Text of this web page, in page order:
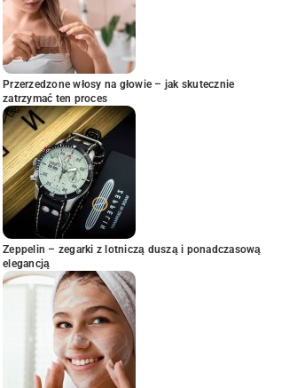
Przerzedzone włosy na głowie – jak skutecznie
zatrzymać ten proces
Zeppelin – zegarki z lotniczą duszą i ponadczasową
elegancją